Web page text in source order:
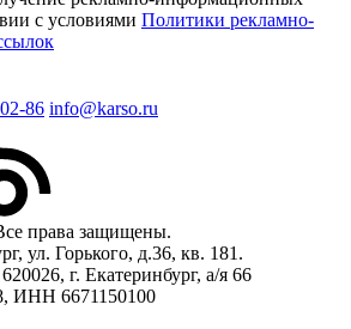
с условиями Политики рекламно-
info@karso.ru
права защищены.
ул. Горького, д.36, кв. 181.
г. Екатеринбург, а/я 66
ИНН 6671150100